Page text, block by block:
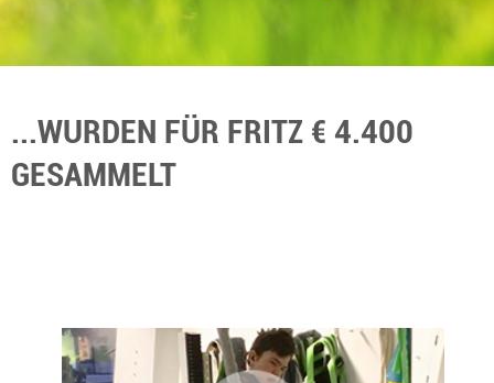
...WURDEN FÜR FRITZ € 4.400
GESAMMELT